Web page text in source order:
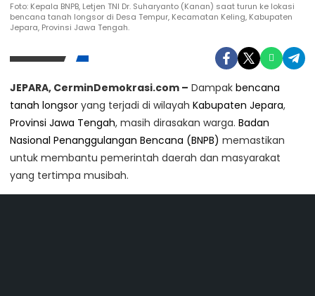
Foto: Kepala BNPB, Letjen TNI Dr. Suharyanto (Kanan) saat turun ke lokasi
bencana tanah longsor di Desa Tempur, Kecamatan Keling, Kabupaten
Jepara, Provinsi Jawa Tengah.
JEPARA, CerminDemokrasi.com – Dampak bencana
tanah longsor yang terjadi di wilayah Kabupaten Jepara,
Provinsi Jawa Tengah, masih dirasakan warga. Badan
Nasional Penanggulangan Bencana (BNPB) memastikan
untuk membantu pemerintah daerah dan masyarakat
yang tertimpa musibah.